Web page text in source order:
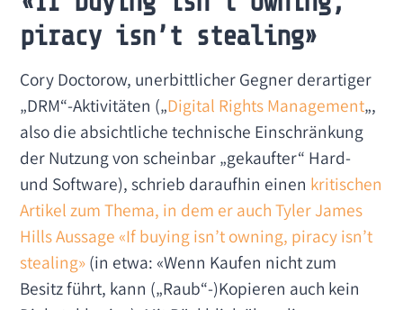
piracy isn’t stealing»
Cory Doctorow, unerbittlicher Gegner derartiger
„DRM“-Aktivitäten („Digital Rights Management„,
also die absichtliche technische Einschränkung
der Nutzung von scheinbar „gekaufter“ Hard-
und Software), schrieb daraufhin einen kritischen
Artikel zum Thema, in dem er auch Tyler James
Hills Aussage «If buying isn’t owning, piracy isn’t
stealing»(in etwa: «Wenn Kaufen nicht zum
Besitz führt, kann („Raub“-)Kopieren auch kein